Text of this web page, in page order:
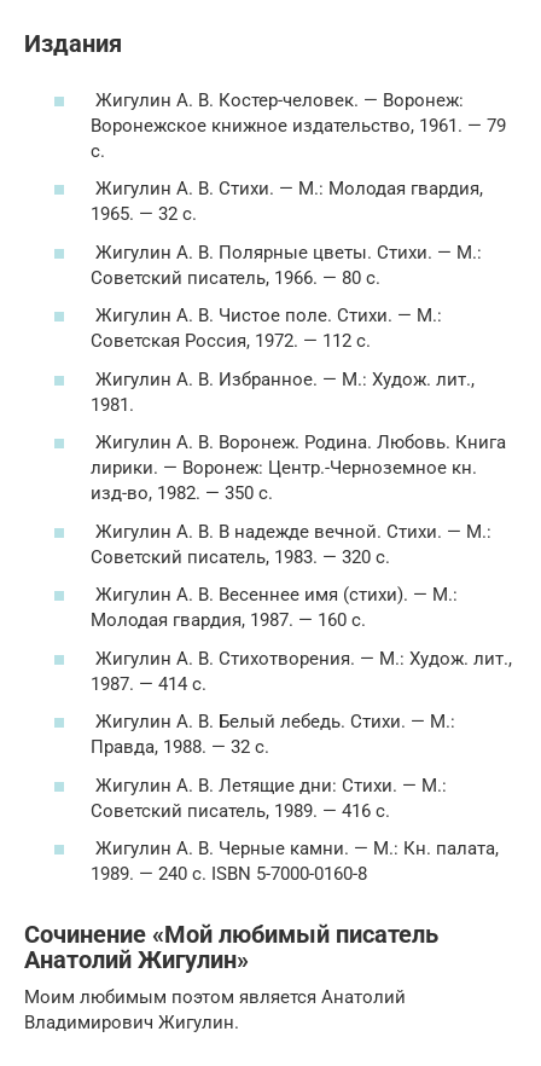
Издания
Жигулин А. В. Костер-человек. — Воронеж:
Воронежское книжное издательство, 1961. — 79
с.
Жигулин А. В. Стихи. — M.: Молодая гвардия,
1965. — 32 с.
Жигулин А. В. Полярные цветы. Стихи. — М.:
Советский писатель, 1966. — 80 с.
Жигулин А. В. Чистое поле. Стихи. — М.:
Советская Россия, 1972. — 112 с.
Жигулин А. В. Избранное. — М.: Худож. лит.,
1981.
Жигулин А. В. Воронеж. Родина. Любовь. Книга
лирики. — Воронеж: Центр.-Черноземное кн.
изд-во, 1982. — 350 с.
Жигулин А. В. В надежде вечной. Стихи. — М.:
Советский писатель, 1983. — 320 с.
Жигулин А. В. Весеннее имя (стихи). — М.:
Молодая гвардия, 1987. — 160 с.
Жигулин А. В. Стихотворения. — М.: Худож. лит.,
1987. — 414 с.
Жигулин А. В. Белый лебедь. Стихи. — М.:
Правда, 1988. — 32 с.
Жигулин А. В. Летящие дни: Стихи. — М.:
Советский писатель, 1989. — 416 с.
Жигулин А. В. Черные камни. — М.: Кн. палата,
1989. — 240 с. ISBN 5-7000-0160-8
Сочинение «Мой любимый писатель
Анатолий Жигулин»
Моим любимым поэтом является Анатолий
Владимирович Жигулин.